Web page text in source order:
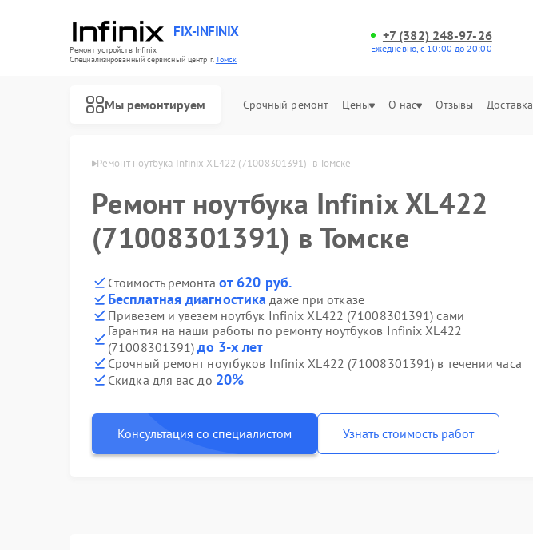
FIX-INFINIX
Ремонт устройств Infinix
Специализированный cервисный центр г.Томск
+7 (382) 248-97-26
Ежедневно, с 10:00 до 20:00
Мы ремонтируем Срочный ремонт Цены О нас Отзывы Доставка
Infinix в Томске Ремонт ноутбука Infinix XL422 (71008301391)  в Томске
Ремонт ноутбука Infinix XL422
(71008301391) в Томске
Стоимость ремонта от 620 руб.
Бесплатная диагностика даже при отказе
Привезем и увезем ноутбук Infinix XL422 (71008301391) сами
Гарантия на наши работы по ремонту ноутбуков Infinix XL422
(71008301391)до 3-х лет
Срочный ремонт ноутбуков Infinix XL422 (71008301391) в течении часа
Скидка для вас до 20%
Консультация со специалистом Узнать стоимость работ